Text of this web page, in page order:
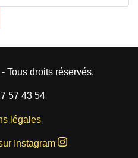
Tous droits réservés.
57 43 54
légales
Instagram